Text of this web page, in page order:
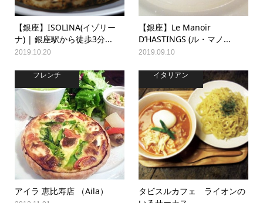
【銀座】ISOLINA(イゾリー
ナ) | 銀座駅から徒歩3分...
2019.10.20
【銀座】Le Manoir
D’HASTINGS (ル・マノ...
2019.09.10
フレンチ
アイラ 恵比寿店 （Aila）
イタリアン
タビスルカフェ ライオンの